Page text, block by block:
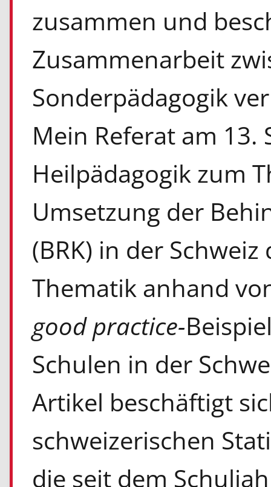
zusammen und
Zusammenarbeit
Sonderpädagogik
Mein Referat am 13.
Heilpädagogik zum
Umsetzung der
(BRK) in der
Thematik anhand
good practice-
Schulen in der
Artikel beschäftigt
schweizerischen
die seit dem